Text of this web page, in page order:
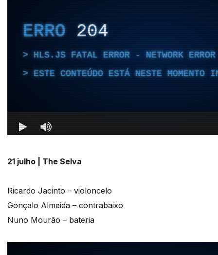
21 julho | The Selva
Ricardo Jacinto – violoncelo
Gonçalo Almeida – contrabaixo
Nuno Mourão – bateria